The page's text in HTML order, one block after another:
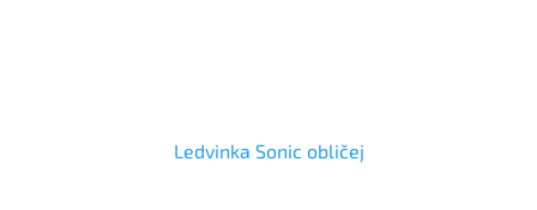
Ledvinka Sonic obličej